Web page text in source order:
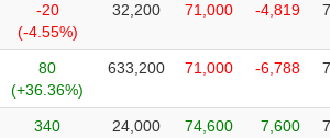
-20
(-4.55%)
32,200 71,000 -4,819
80
(+36.36%)
633,200 71,000 -6,788
340
24,000 74,600 7,600